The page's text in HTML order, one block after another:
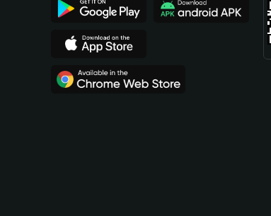
Español (Argentina)